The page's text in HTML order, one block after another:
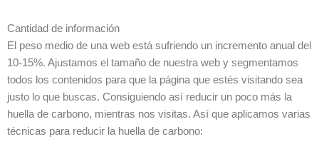
Cantidad de información
El peso medio de una web está sufriendo un incremento anual del
10-15%. Ajustamos el tamaño de nuestra web y segmentamos
todos los contenidos para que la página que estés visitando sea
justo lo que buscas. Consiguiendo así reducir un poco más la
huella de carbono, mientras nos visitas. Así que aplicamos varias
técnicas para reducir la huella de carbono: